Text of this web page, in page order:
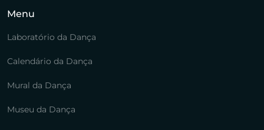
Menu
Laboratório da Dança
Calendário da Dança
Mural da Dança
Museu da Dança